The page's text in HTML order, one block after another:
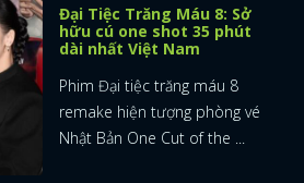
Đại Tiệc Trăng Máu 8: Sở
hữu cú one shot 35 phút
dài nhất Việt Nam
Phim Đại tiệc trăng máu 8
remake hiện tượng phòng vé
Nhật Bản One Cut of the ...